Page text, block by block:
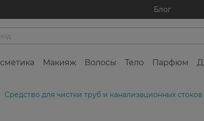
Блог
Макияж Волосы Тело Парфюм
Средство для чистки труб и канализационных